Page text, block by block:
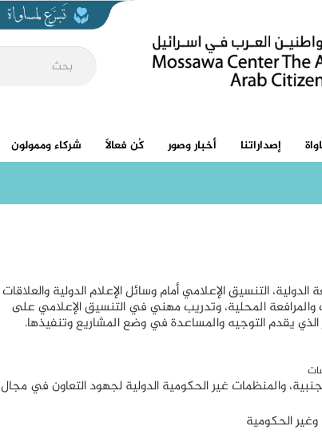
إصداراتنا أخبار وصور كُن فعالاً شركاء وممولون
التنسيق الإعلامي أمام وسائل الإعلام الدولية والعلاقات
والمرافعة المحلية، وتدريب مهني في التنسيق الإعلامي على
يقدم التوجيه والمساعدة في وضع المشاريع وتنفيذها.
والمنظمات غير الحكومية الدولية لجهود التعاون في مجال
وغير الحكومية